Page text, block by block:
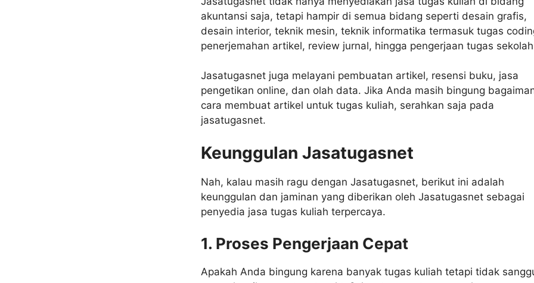
akuntansi saja, tetapi hampir di semua bidang seperti desain grafis,
desain interior, teknik mesin, teknik informatika termasuk tugas
penerjemahan artikel, review jurnal, hingga pengerjaan tugas
Jasatugasnet juga melayani pembuatan artikel, resensi buku, jasa
pengetikan online, dan olah data. Jika Anda masih bingung
cara membuat artikel untuk tugas kuliah, serahkan saja pada
jasatugasnet.
Keunggulan Jasatugasnet
Nah, kalau masih ragu dengan Jasatugasnet, berikut ini adalah
keunggulan dan jaminan yang diberikan oleh Jasatugasnet sebagai
penyedia jasa tugas kuliah terpercaya.
1. Proses Pengerjaan Cepat
Apakah Anda bingung karena banyak tugas kuliah tetapi tidak